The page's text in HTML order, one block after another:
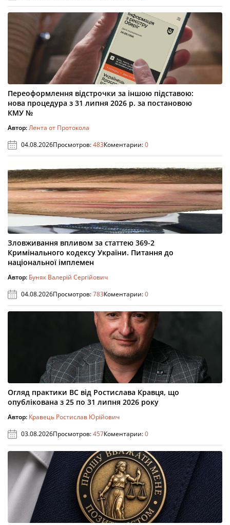
Переоформлення відстрочки за іншою підставою:
нова процедура з 31 липня 2026 р. за постановою
КМУ №
Автор:Лента от Протокола
04.08.2026Просмотров:483Коментарии:0
Зловживання впливом за статтею 369-2
Кримінального кодексу України. Питання до
національної імплемен
Автор: Буняк Валерій Сергійович
04.08.2026Просмотров:783Коментарии:0
Огляд практики ВС від Ростислава Кравця, що
опублікована з 25 по 31 липня 2026 року
Автор: Кравець Ростислав Юрійович
03.08.2026Просмотров:457Коментарии:0